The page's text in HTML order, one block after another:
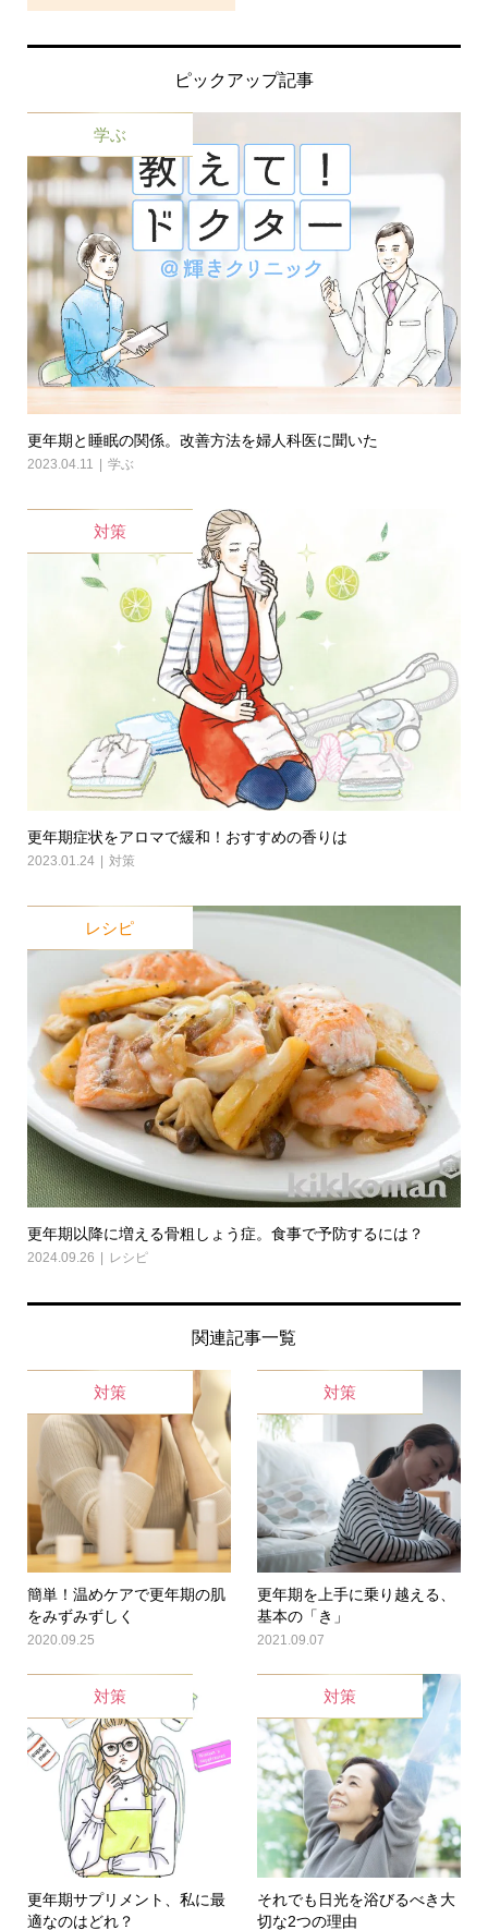
ピックアップ記事
学ぶ
更年期と睡眠の関係。改善方法を婦人科医に聞いた
2023.04.11 学ぶ
対策
更年期症状をアロマで緩和！おすすめの香りは
2023.01.24 対策
レシピ
更年期以降に増える骨粗しょう症。食事で予防するには？
2024.09.26 レシピ
関連記事一覧
対策
簡単！温めケアで更年期の肌
をみずみずしく
2020.09.25
対策
更年期を上手に乗り越える、
基本の「き」
2021.09.07
対策
更年期サプリメント、私に最
適なのはどれ？
対策
それでも日光を浴びるべき大
切な2つの理由